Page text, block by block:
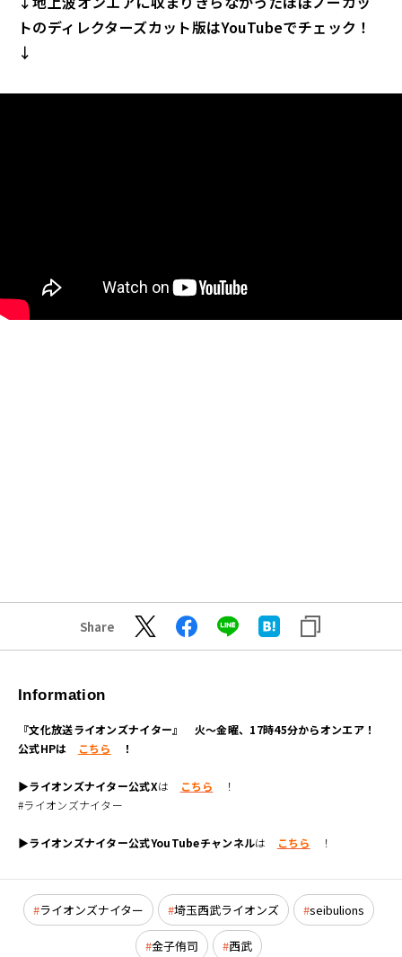
トのディレクターズカット版はYouTubeでチェック！
↓
Share
Information
『文化放送ライオンズナイター』 火～金曜、17時45分からオンエア！
公式HPは
こちら ！
▶ライオンズナイター公式Xは こちら ！
#ライオンズナイター
▶ライオンズナイター公式YouTubeチャンネルは こちら ！
ライオンズナイター 埼玉西武ライオンズ seibulions
金子侑司 西武